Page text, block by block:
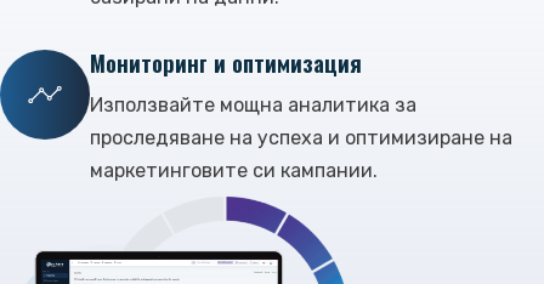
Мониторинг и оптимизация
Използвайте мощна аналитика за
проследяване на успеха и оптимизиране на
маркетинговите си кампании.